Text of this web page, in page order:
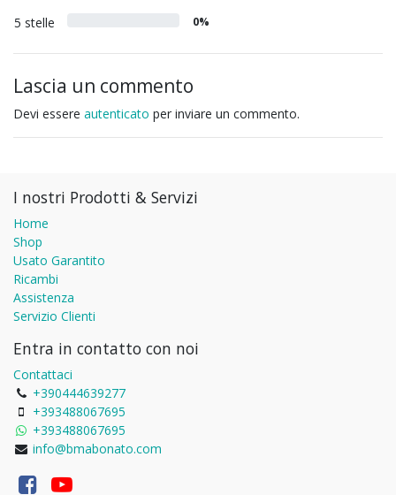
5 stelle 0%
Lascia un commento
Devi essere autenticato per inviare un commento.
I nostri Prodotti & Servizi
Home
Shop
Usato Garantito
Ricambi
Assistenza
Servizio Clienti
Entra in contatto con noi
Contattaci
+390444639277
+393488067695
+393488067695
info@bmabonato.com